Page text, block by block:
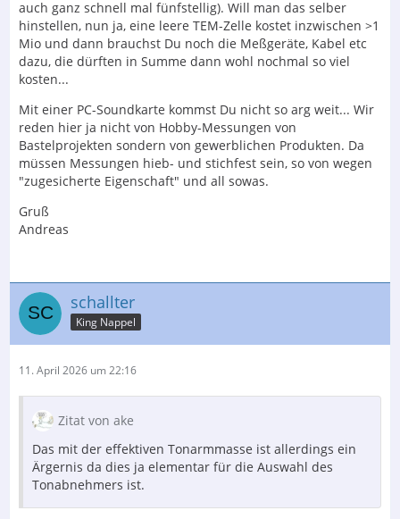
auch ganz schnell mal fünfstellig). Will man das selber
hinstellen, nun ja, eine leere TEM-Zelle kostet inzwischen >1
Mio und dann brauchst Du noch die Meßgeräte, Kabel etc
dazu, die dürften in Summe dann wohl nochmal so viel
kosten...
Mit einer PC-Soundkarte kommst Du nicht so arg weit... Wir
reden hier ja nicht von Hobby-Messungen von
Bastelprojekten sondern von gewerblichen Produkten. Da
müssen Messungen hieb- und stichfest sein, so von wegen
"zugesicherte Eigenschaft" und all sowas.
Gruß
Andreas
schallter
King Nappel
11. April 2026 um 22:16
Zitat von ake
Das mit der effektiven Tonarmmasse ist allerdings ein
Ärgernis da dies ja elementar für die Auswahl des
Tonabnehmers ist.